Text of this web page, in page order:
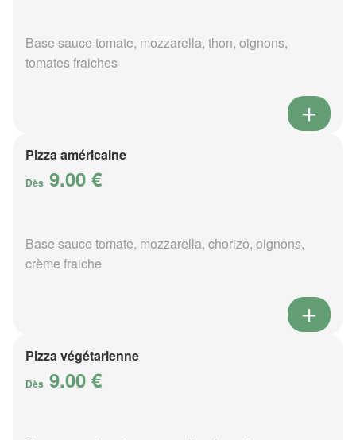
Base sauce tomate, mozzarella, thon, oignons,
tomates fraiches
Pizza américaine
Dès 9.00 €
Base sauce tomate, mozzarella, chorizo, oignons,
crème fraiche
Pizza végétarienne
Dès 9.00 €